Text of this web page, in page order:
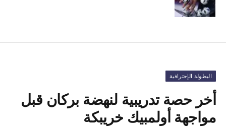
البطولة الإحترافية
أخر حصة تدريبية لنهضة بركان قبل
مواجهة أولمبيك خريبكة